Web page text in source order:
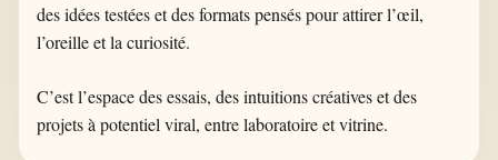
des idées testées et des formats pensés pour attirer l’œil,
l’oreille et la curiosité.
C’est l’espace des essais, des intuitions créatives et des
projets à potentiel viral, entre laboratoire et vitrine.